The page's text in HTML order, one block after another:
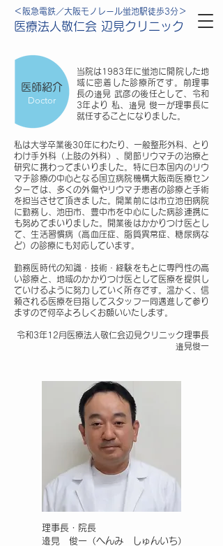
＜阪急電鉄／大阪モノレール蛍池駅徒歩3分＞
医療法人敬仁会 辺見クリニック
医師紹介
Doctor
当院は1983年に蛍池に開院した地
域に密着した診療所です。前理事
長の邉見 武彦の後任として、令和
3年より 私、邉見 俊一が理事長に
就任することになりました。
理事長・院長
邉見 俊一（へんみ しゅんいち）
私は大学卒業後30年にわたり、一般整形外科、とり
わけ手外科（上肢の外科）、関節リウマチの治療と
研究に携わってまいりました。特に日本国内のリウ
マチ診療の中心となる国立病院機構大阪南医療セン
ターでは、多くの外傷やリウマチ患者の診療と手術
を担当させて頂きました。開業前には市立池田病院
に勤務し、池田市、豊中市を中心にした病診連携に
も努めてまいりました。開業後はかかりつけ医とし
て、生活習慣病（高血圧症、脂質異常症、糖尿病な
ど）の診療にも対応しています。
勤務医時代の知識・技術・経験をもとに専門性の高
い診療と、地域のかかりつけ医として医療を提供し
ていけるように努力していく所存です。温かく、信
頼される医療を目指してスタッフ一同邁進して参り
ますので何卒よろしくお願いいたします。
令和3年12月医療法人敬仁会辺見クリニック理事長
邉見俊一